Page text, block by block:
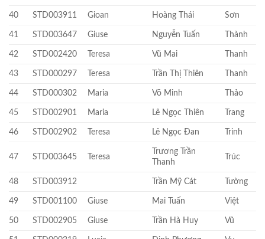
40 STD003911 Gioan Hoàng Thái Sơn
41 STD003647 Giuse Nguyễn Tuấn Thành
42 STD002420 Teresa Vũ Mai Thanh
43 STD000297 Teresa Trần Thị Thiên Thanh
44 STD000302 Maria Võ Minh Thảo
45 STD002901 Maria Lê Ngọc Thiên Trang
46 STD002902 Teresa Lê Ngọc Đan Trinh
47 STD003645 Teresa
Trương Trần
Thanh
Trúc
48 STD003912 Trần Mỹ Cát Tường
49 STD001100 Giuse Mai Tuấn Việt
50 STD002905 Giuse Trần Hà Huy Vũ